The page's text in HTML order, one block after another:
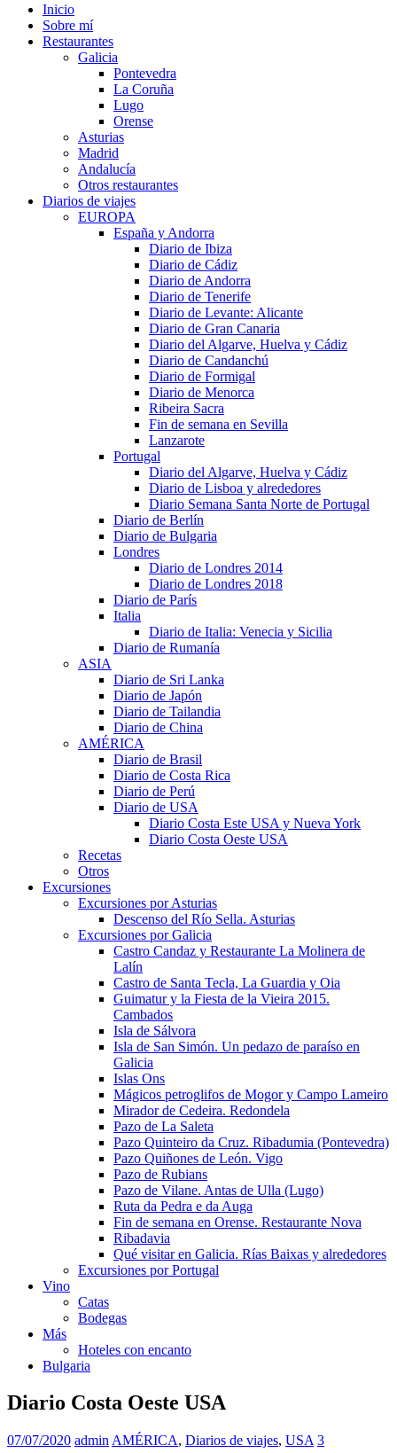
Inicio
Sobre mí
Restaurantes
Galicia
Pontevedra
La Coruña
Lugo
Orense
Asturias
Madrid
Andalucía
Otros restaurantes
Diarios de viajes
EUROPA
España y Andorra
Diario de Ibiza
Diario de Cádiz
Diario de Andorra
Diario de Tenerife
Diario de Levante: Alicante
Diario de Gran Canaria
Diario del Algarve, Huelva y Cádiz
Diario de Candanchú
Diario de Formigal
Diario de Menorca
Ribeira Sacra
Fin de semana en Sevilla
Lanzarote
Portugal
Diario del Algarve, Huelva y Cádiz
Diario de Lisboa y alrededores
Diario Semana Santa Norte de Portugal
Diario de Berlín
Diario de Bulgaria
Londres
Diario de Londres 2014
Diario de Londres 2018
Diario de París
Italia
Diario de Italia: Venecia y Sicilia
Diario de Rumanía
ASIA
Diario de Sri Lanka
Diario de Japón
Diario de Tailandia
Diario de China
AMÉRICA
Diario de Brasil
Diario de Costa Rica
Diario de Perú
Diario de USA
Diario Costa Este USA y Nueva York
Diario Costa Oeste USA
Recetas
Otros
Excursiones
Excursiones por Asturias
Descenso del Río Sella. Asturias
Excursiones por Galicia
Castro Candaz y Restaurante La Molinera de
Lalín
Castro de Santa Tecla, La Guardia y Oia
Guimatur y la Fiesta de la Vieira 2015.
Cambados
Isla de Sálvora
Isla de San Simón. Un pedazo de paraíso en
Galicia
Islas Ons
Mágicos petroglifos de Mogor y Campo Lameiro
Mirador de Cedeira. Redondela
Pazo de La Saleta
Pazo Quinteiro da Cruz. Ribadumia (Pontevedra)
Pazo Quiñones de León. Vigo
Pazo de Rubians
Pazo de Vilane. Antas de Ulla (Lugo)
Ruta da Pedra e da Auga
Fin de semana en Orense. Restaurante Nova
Ribadavia
Qué visitar en Galicia. Rías Baixas y alrededores
Excursiones por Portugal
Vino
Catas
Bodegas
Más
Hoteles con encanto
Bulgaria
Diario Costa Oeste USA
07/07/2020 admin AMÉRICA, Diarios de viajes, USA 3